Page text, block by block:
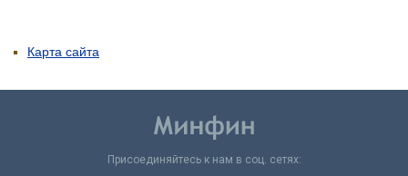
Карта сайта
Присоединяйтесь к нам в соц. сетях: